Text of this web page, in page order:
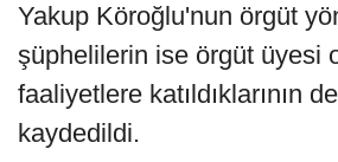
Yakup Köroğlu'nun örgüt
şüphelilerin ise örgüt üyesi
faaliyetlere katıldıklarının
kaydedildi.